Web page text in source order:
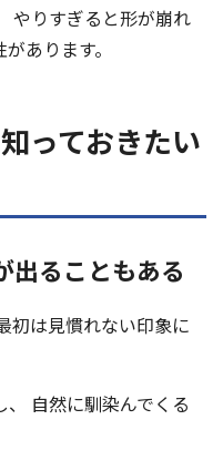
やりすぎると形が崩れ
あります。
っておきたい
出ることもある
初は見慣れない印象に
自然に馴染んでくる